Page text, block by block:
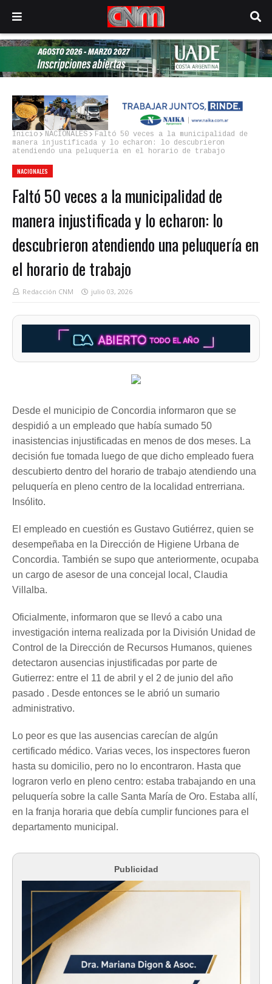
Inicio NACIONALES
Faltó 50 veces a la municipalidad de
manera injustificada y lo echaron: lo descubrieron
atendiendo una peluquería en el horario de trabajo
NACIONALES
Faltó 50 veces a la municipalidad de
manera injustificada y lo echaron: lo
descubrieron atendiendo una peluquería en
el horario de trabajo
Redacción CNM julio 03, 2026
Desde el municipio de Concordia informaron que se
despidió a un empleado que había sumado 50
inasistencias injustificadas en menos de dos meses. La
decisión fue tomada luego de que dicho empleado fuera
descubierto dentro del horario de trabajo atendiendo una
peluquería en pleno centro de la localidad entrerriana.
Insólito.
El empleado en cuestión es Gustavo Gutiérrez, quien se
desempeñaba en la Dirección de Higiene Urbana de
Concordia. También se supo que anteriormente, ocupaba
un cargo de asesor de una concejal local, Claudia
Villalba.
Oficialmente, informaron que se llevó a cabo una
investigación interna realizada por la División Unidad de
Control de la Dirección de Recursos Humanos, quienes
detectaron ausencias injustificadas por parte de
Gutierrez: entre el 11 de abril y el 2 de junio del año
pasado . Desde entonces se le abrió un sumario
administrativo.
Lo peor es que las ausencias carecían de algún
certificado médico. Varias veces, los inspectores fueron
hasta su domicilio, pero no lo encontraron. Hasta que
lograron verlo en pleno centro: estaba trabajando en una
peluquería sobre la calle Santa María de Oro. Estaba allí,
en la franja horaria que debía cumplir funciones para el
departamento municipal.
Publicidad